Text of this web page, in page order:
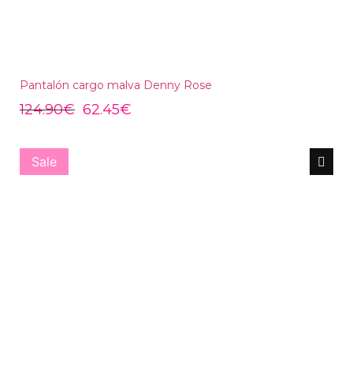
Pantalón cargo malva Denny Rose
124.90€ 62.45€
Sale